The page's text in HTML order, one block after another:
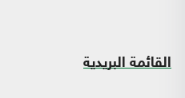
القائمة البريدية